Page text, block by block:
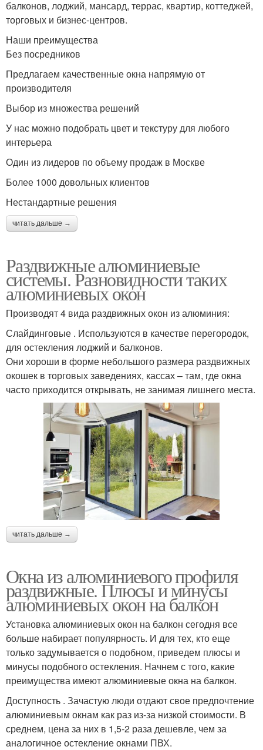
балконов, лоджий, мансард, террас, квартир, коттеджей,
торговых и бизнес-центров.
Наши преимущества
Без посредников
Предлагаем качественные окна напрямую от
производителя
Выбор из множества решений
У нас можно подобрать цвет и текстуру для любого
интерьера
Один из лидеров по объему продаж в Москве
Более 1000 довольных клиентов
Нестандартные решения
читать дальше →
Раздвижные алюминиевые
системы. Разновидности таких
алюминиевых окон
Производят 4 вида раздвижных окон из алюминия:
Слайдинговые . Используются в качестве перегородок,
для остекления лоджий и балконов.
Они хороши в форме небольшого размера раздвижных
окошек в торговых заведениях, кассах – там, где окна
часто приходится открывать, не занимая лишнего места.
читать дальше →
Окна из алюминиевого профиля
раздвижные. Плюсы и минусы
алюминиевых окон на балкон
Установка алюминиевых окон на балкон сегодня все
больше набирает популярность. И для тех, кто еще
только задумывается о подобном, приведем плюсы и
минусы подобного остекления. Начнем с того, какие
преимущества имеют алюминиевые окна на балкон.
Доступность . Зачастую люди отдают свое предпочтение
алюминиевым окнам как раз из-за низкой стоимости. В
среднем, цена за них в 1,5-2 раза дешевле, чем за
аналогичное остекление окнами ПВХ.